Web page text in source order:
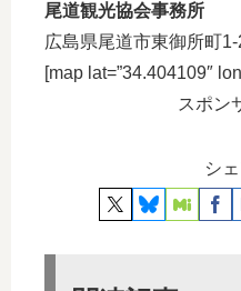
尾道観光協会事務所
広島県尾道市東御所町
[map lat=”34.404109″
スポン
シ